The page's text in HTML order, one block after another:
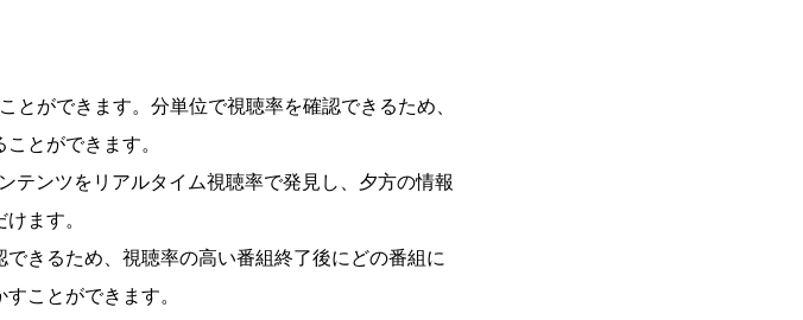
とができます。分単位で視聴率を確認できるため、
とができます。
テンツをリアルタイム視聴率で発見し、夕方の情報
ます。
きるため、視聴率の高い番組終了後にどの番組に
ことができます。